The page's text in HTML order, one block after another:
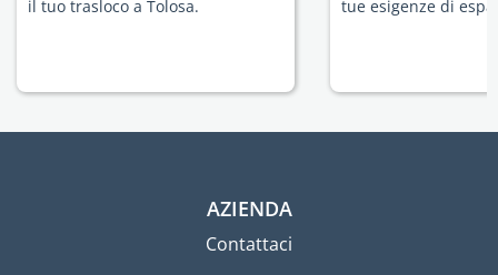
il tuo trasloco a Tolosa.
tue esigenze di
AZIENDA
Contattaci